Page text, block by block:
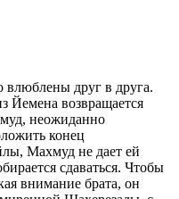
друг в друга.
Йемена возвращается
неожиданно
конец
Махмуд не дает ей
сдаваться. Чтобы
внимание брата, он